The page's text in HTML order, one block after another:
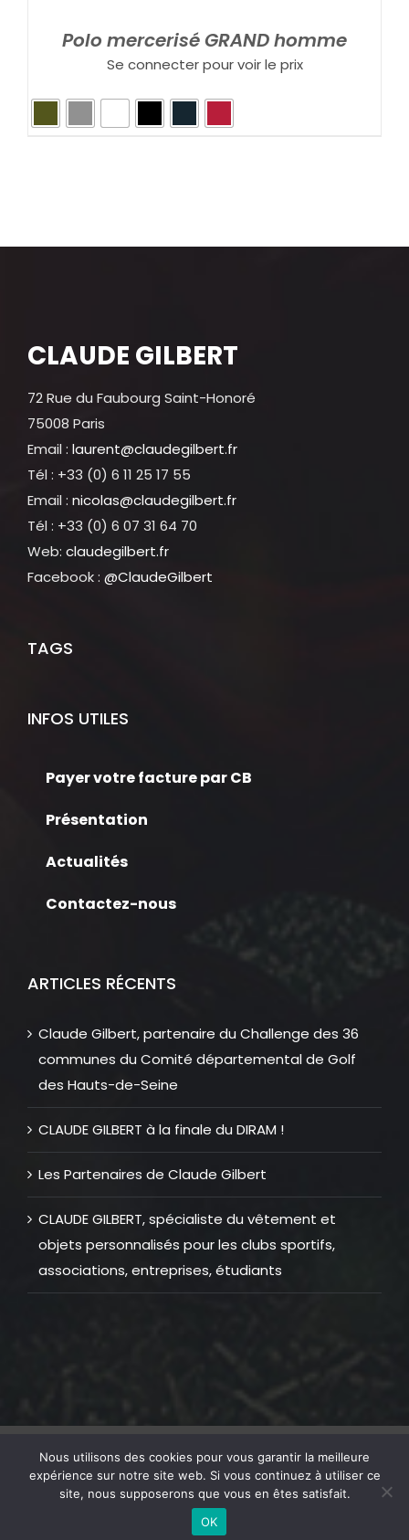
Polo mercerisé GRAND homme
Se connecter pour voir le prix
CLAUDE GILBERT
72 Rue du Faubourg Saint-Honoré
75008 Paris
Email : laurent@claudegilbert.fr
Tél : +33 (0) 6 11 25 17 55
Email : nicolas@claudegilbert.fr
Tél : +33 (0) 6 07 31 64 70
Web: claudegilbert.fr
Facebook : @ClaudeGilbert
TAGS
INFOS UTILES
Payer votre facture par CB
Présentation
Actualités
Contactez-nous
ARTICLES RÉCENTS
Claude Gilbert, partenaire du Challenge des 36
communes du Comité départemental de Golf
des Hauts-de-Seine
CLAUDE GILBERT à la finale du DIRAM !
Les Partenaires de Claude Gilbert
CLAUDE GILBERT, spécialiste du vêtement et
objets personnalisés pour les clubs sportifs,
associations, entreprises, étudiants
© Copyright 2012 -2026 |Mentions Légales| Tous Droits
Réservés | Réalisation web GOLFTECHNIC
Nous utilisons des cookies pour vous garantir la meilleure
expérience sur notre site web. Si vous continuez à utiliser ce
site, nous supposerons que vous en êtes satisfait.
OK